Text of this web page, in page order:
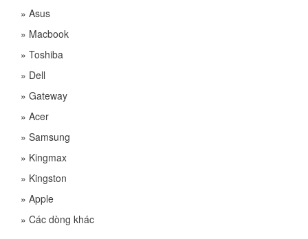
» Asus
» Macbook
» Toshiba
» Dell
» Gateway
» Acer
» Samsung
» Kingmax
» Kingston
» Apple
» Các dòng khác